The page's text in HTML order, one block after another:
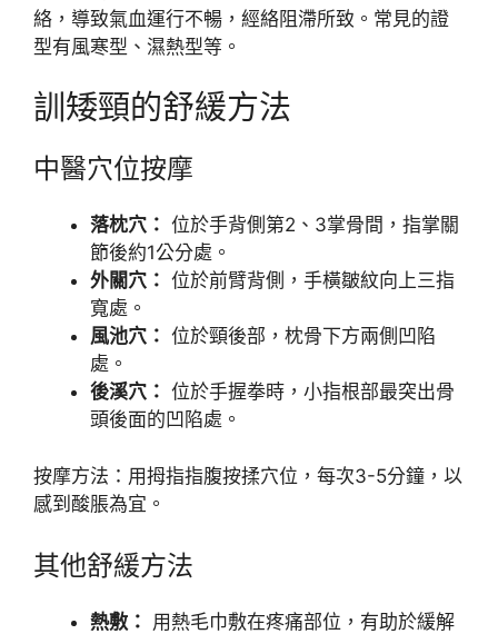
絡，導致氣血運行不暢，經絡阻滯所致。常見的證
型有風寒型、濕熱型等。
訓矮頸的舒緩方法
中醫穴位按摩
落枕穴： 位於手背側第2、3掌骨間，指掌關
節後約1公分處。
外關穴： 位於前臂背側，手橫皺紋向上三指
寬處。
風池穴： 位於頸後部，枕骨下方兩側凹陷
處。
後溪穴： 位於手握拳時，小指根部最突出骨
頭後面的凹陷處。
按摩方法：用拇指指腹按揉穴位，每次3-5分鐘，以
感到酸脹為宜。
其他舒緩方法
熱敷： 用熱毛巾敷在疼痛部位，有助於緩解